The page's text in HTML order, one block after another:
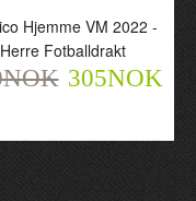
Hjemme VM 2022 -
Herre Fotballdrakt
305NOK